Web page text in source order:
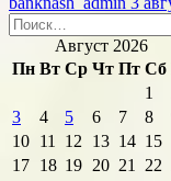
Найти:
Август 2026
Пн Вт Ср Чт Пт Сб
1
3
4 5 6 7 8
10 11 12 13 14 15
17 18 19 20 21 22